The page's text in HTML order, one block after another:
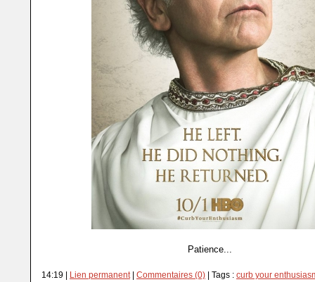
Patience...
14:19 | Lien permanent| Commentaires (0) | Tags : curb your